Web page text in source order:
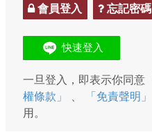
會員登入 忘記密碼
一旦登入，即表示你同意
權條款」
「免責聲明」
用。